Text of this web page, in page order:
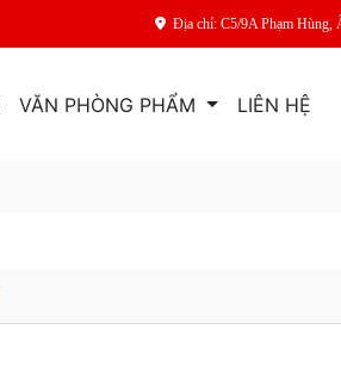
Địa chỉ: C5/9A Phạm
VĂN PHÒNG PHẨM LIÊN HỆ